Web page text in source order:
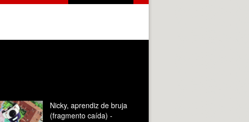
Nicky, aprendiz de bruja
(fragmento caída) -